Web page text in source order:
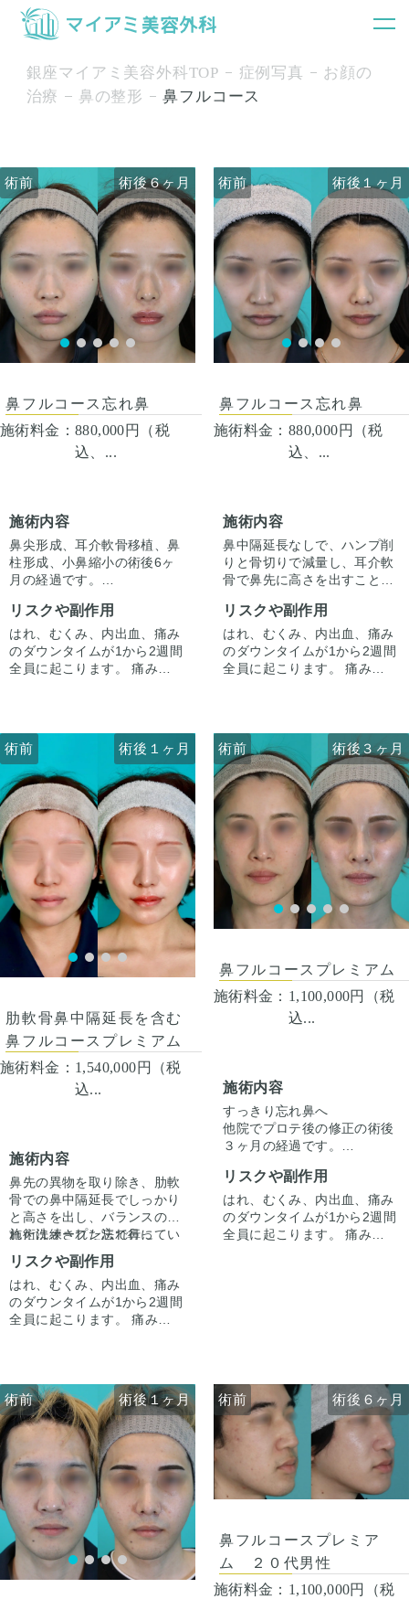
銀座マイアミ美容外科TOP 症例写真
お顔の
治療
鼻の整形 鼻フルコース
術前 術後６ヶ月 術前 術後６ヶ月
鼻フルコース忘れ鼻
施術料金： 880,000円（税
込、...
施術内容
鼻尖形成、耳介軟骨移植、鼻
柱形成、小鼻縮小の術後6ヶ
月の経過です。
ストラット＋耳介軟骨移植で
鼻先に高さを出し、ハンプの
尾側に粉砕軟骨をいれ横から
のラインを整えています。
リスクや副作用
はれ、むくみ、内出血、痛み
のダウンタイムが1から2週間
全員に起こります。 痛みは3
す。内出血は平均2週間くら
いで目立たなくなります。 稀
に感染がありますが、そのよ
うな際は責任を持って当院で
治療します。 仕上がりには個
人差があるので、手術を受け
た人全員がこの写真の様な変
化をするわけではありません
のでご注意下さい。 カウンセ
リングにて診察させていただ
いた上でその方一人一人の状
態をふまえて、治療法をご提
案します。
術前
術後１ヶ月
術前 術後１ヶ月
鼻フルコース忘れ鼻
施術料金： 880,000円（税
込、...
施術内容
鼻中隔延長なしで、ハンプ削
りと骨切りで減量し、耳介軟
骨で鼻先に高さを出すことで
正面から見たときもすっきり
するよう整えています。
リスクや副作用
はれ、むくみ、内出血、痛み
のダウンタイムが1から2週間
全員に起こります。 痛みは3
す。内出血は平均2週間くら
いで目立たなくなります。 稀
に感染がありますが、そのよ
うな際は責任を持って当院で
治療します。 仕上がりには個
人差があるので、手術を受け
た人全員がこの写真の様な変
化をするわけではありません
のでご注意下さい。 カウンセ
リングにて診察させていただ
いた上でその方一人一人の状
態をふまえて、治療法をご提
術前 術後１ヶ月 術前 術後１ヶ月
肋軟骨鼻中隔延長を含む
鼻フルコースプレミアム
施術料金： 1,540,000円（税
込...
施術内容
鼻先の異物を取り除き、肋軟
骨での鼻中隔延長でしっかり
と高さを出し、バランスのと
れた洗練された忘れ鼻に
『鼻先〜鼻先の低さが悩み。
オステオポールを抜去して、
しっかり高さを出したい。』
というお悩みで受診されまし
た。
オステオポールを抜去し、肋
軟骨を用いて鼻中隔延長を行
い、しっかりと高いベースを
作りました。
鼻先の皮膚がオステオポール
で薄くなっていたため、
onlayの耳介軟骨の上に真皮
脂肪をのせることで柔らか
く、鼻先の高さをだしまし
た。
ハンプ削りとプロテーゼに
て、鼻筋が鼻先にかけて自然
施術はオープン法で行ってい
ます。鼻柱に傷がつき、赤み
がでますが、3ヶ月〜半年ほ
どで色味は抜けて目立ちづら
くなってきます。
手術後1ヶ月でスッキリして
いますが、ここからよりスッ
キリし、半年ほどで完成とな
は抜けて目立ちづらくなりま
す。
リスクや副作用
はれ、むくみ、内出血、痛み
のダウンタイムが1から2週間
全員に起こります。 痛みは3
す。内出血は平均2週間くら
いで目立たなくなります。 稀
に感染がありますが、そのよ
うな際は責任を持って当院で
治療します。 仕上がりには個
人差があるので、手術を受け
た人全員がこの写真の様な変
化をするわけではありません
のでご注意下さい。 カウンセ
リングにて診察させていただ
いた上でその方一人一人の状
態をふまえて、治療法をご提
術前
術後３ヶ月
術前 術後３ヶ月
鼻フルコースプレミアム
施術料金： 1,100,000円（税
込...
施術内容
すっきり忘れ鼻へ
他院でプロテ後の修正の術後
３ヶ月の経過です。
にも感”が出てしまいバランス
が整わないことがございま
す。
今回は鼻中隔延長で鼻先含め
リスクや副作用
はれ、むくみ、内出血、痛み
のダウンタイムが1から2週間
全員に起こります。 痛みは3
人差があるので、手術を受け
た人全員がこの写真の様な変
化をするわけではありません
のでご注意下さい。 カウンセ
リングにて診察させていただ
いた上でその方一人一人の状
態をふまえて、治療法をご提
術前 術後１ヶ月 術前 術後１ヶ月
術前 術後６ヶ月
鼻フルコースプレミア
ム ２０代男性
施術料金： 1,100,000円（税